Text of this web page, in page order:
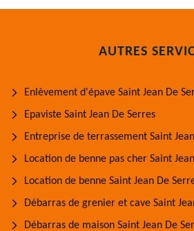
AUTRES
Enlèvement d'épave Saint Jean De
Epaviste Saint Jean De Serres
Entreprise de terrassement Saint
Location de benne pas cher Saint
Location de benne Saint Jean De
Débarras de grenier et cave Saint
Débarras de maison Saint Jean De